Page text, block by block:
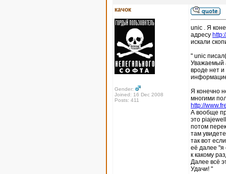
качок
Gender:
Joined: 16 Dec 2008
Posts: 411
unic . Я
адресу
искали
" unic
Уважаемый
вроде нет
Я конечно
многими
http://
А вообще
это
потом
там
так вот
её далее "я
к какому
Далее всё
Удачи! "